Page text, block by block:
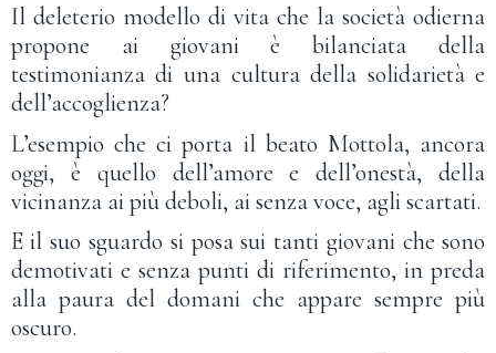
Il deleterio modello di vita che la società odierna
propone ai giovani è bilanciata della
testimonianza di una cultura della solidarietà e
dell’accoglienza?
L’esempio che ci porta il beato Mottola, ancora
oggi, è quello dell’amore e dell’onestà, della
vicinanza ai più deboli, ai senza voce, agli scartati.
E il suo sguardo si posa sui tanti giovani che sono
demotivati e senza punti di riferimento, in preda
alla paura del domani che appare sempre più
oscuro.